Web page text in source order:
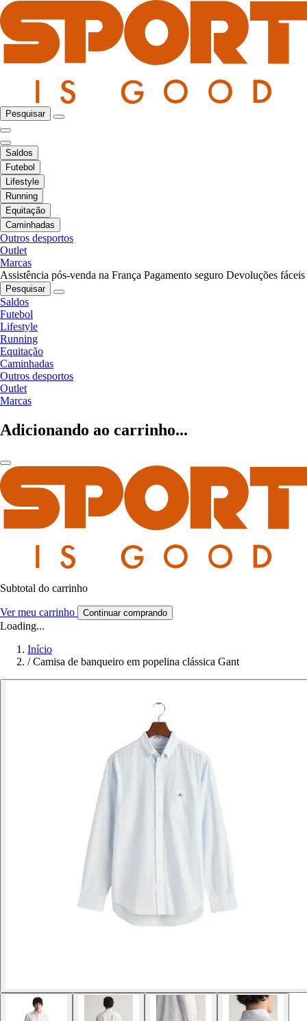
Pesquisar
Saldos
Futebol
Lifestyle
Running
Equitação
Caminhadas
Outros desportos
Outlet
Marcas
Assistência pós-venda na França Pagamento seguro Devoluções fáceis
Pesquisar
Saldos
Futebol
Lifestyle
Running
Equitação
Caminhadas
Outros desportos
Outlet
Marcas
Adicionando ao carrinho...
Subtotal do carrinho
Ver meu carrinho Continuar comprando
Loading...
Início
/ Camisa de banqueiro em popelina clássica Gant